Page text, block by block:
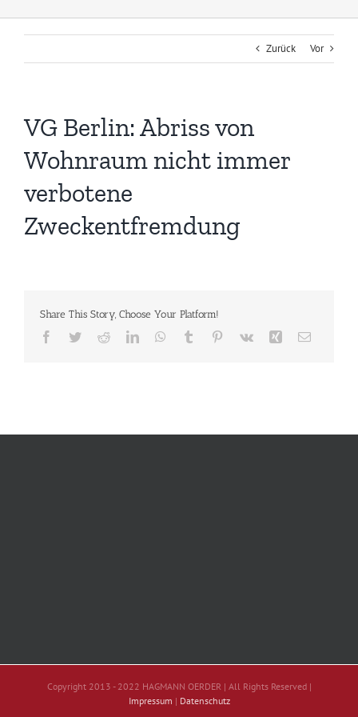
Zurück Vor
VG Berlin: Abriss von
Wohnraum nicht immer
verbotene
Zweckentfremdung
Share This Story, Choose Your Platform!
Facebook
TwitterRedditLinkedInWhatsApp
Tumblr Pinterest
Vk Xing E-
Copyright 2013 - 2022 HAGMANN OERDER | All Rights Reserved |
Impressum | Datenschutz